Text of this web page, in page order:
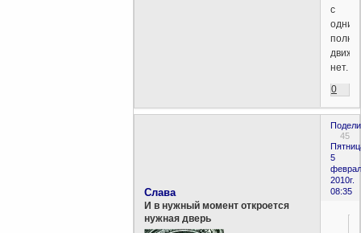
с
одним
нет.
0
45
5
2010г.
08:35
Слава
И в нужный момент откроется
нужная дверь